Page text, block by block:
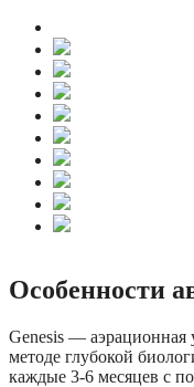
Особенности
Genesis — аэрационная
методе глубокой
каждые 3-6 месяцев с